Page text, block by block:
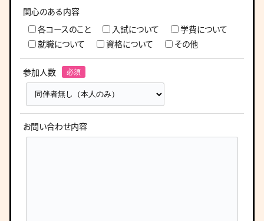
関心のある内容
各コースのこと
入試について
学費について
就職について
資格について その他
参加人数
お問い合わせ内容